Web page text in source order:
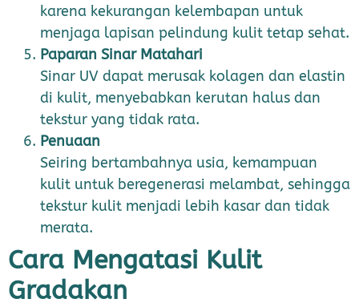
karena kekurangan kelembapan untuk
menjaga lapisan pelindung kulit tetap sehat.
Paparan Sinar Matahari
Sinar UV dapat merusak kolagen dan elastin
di kulit, menyebabkan kerutan halus dan
tekstur yang tidak rata.
Penuaan
Seiring bertambahnya usia, kemampuan
kulit untuk beregenerasi melambat, sehingga
tekstur kulit menjadi lebih kasar dan tidak
merata.
Cara Mengatasi Kulit
Gradakan